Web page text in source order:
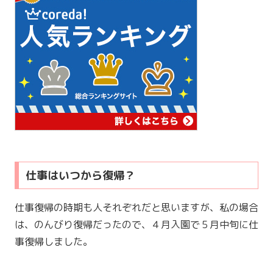
仕事はいつから復帰？
仕事復帰の時期も人それぞれだと思いますが、私の場合
は、のんびり復帰だったので、４月入園で５月中旬に仕
事復帰しました。